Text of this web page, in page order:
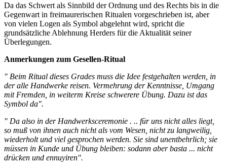
Da das Schwert als Sinnbild der Ordnung und des Rechts bis in die
Gegenwart in freimaurerischen Ritualen vorgeschrieben ist, aber
von vielen Logen als Symbol abgelehnt wird, spricht die
grundsätzliche Ablehnung Herders für die Aktualität seiner
Überlegungen.
Anmerkungen zum Gesellen-Ritual
" Beim Ritual dieses Grades muss die Idee festgehalten werden, in
der alle Handwerke reisen. Vermehrung der Kenntnisse, Umgang
mit Fremden, in weiterm Kreise schwerere Übung. Dazu ist das
Symbol da".
" Da also in der Handwerksceremonie . .. für uns nicht alles liegt,
so muß von ihnen auch nicht als vom Wesen, nicht zu langweilig,
wiederholt und viel gesprochen werden. Sie sind unentbehrlich; sie
müssen in Kunde und Übung bleiben: sodann aber basta ... nicht
drücken und ennuyiren".